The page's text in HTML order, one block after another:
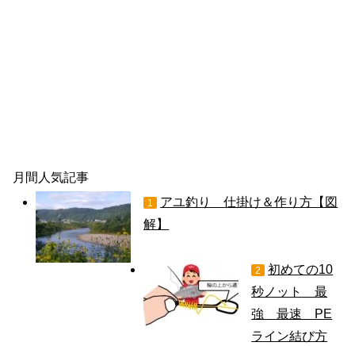
月間人気記事
1
アユ釣り 仕掛け＆作り方【図
解】
2
初めての10
秒ノット 最
強 最速 PE
ライン結び方